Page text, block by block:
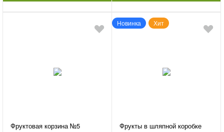
Фруктовая корзина №5
Новинка Хит
Фрукты в шляпной коробке